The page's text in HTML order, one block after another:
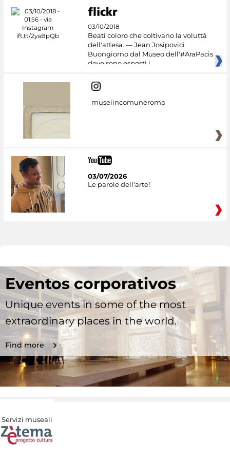
03/10/2018
Beati coloro che coltivano la voluttà
dell'attesa. — Jean Josipovici
Buongiorno dal Museo dell'#AraPacis
dove sono esposti i
museiincomuneroma
03/07/2026
Le parole dell'arte!
Eventos corporativos
Unique events in some of the most
extraordinary places in the world.
Find more
Servizi museali